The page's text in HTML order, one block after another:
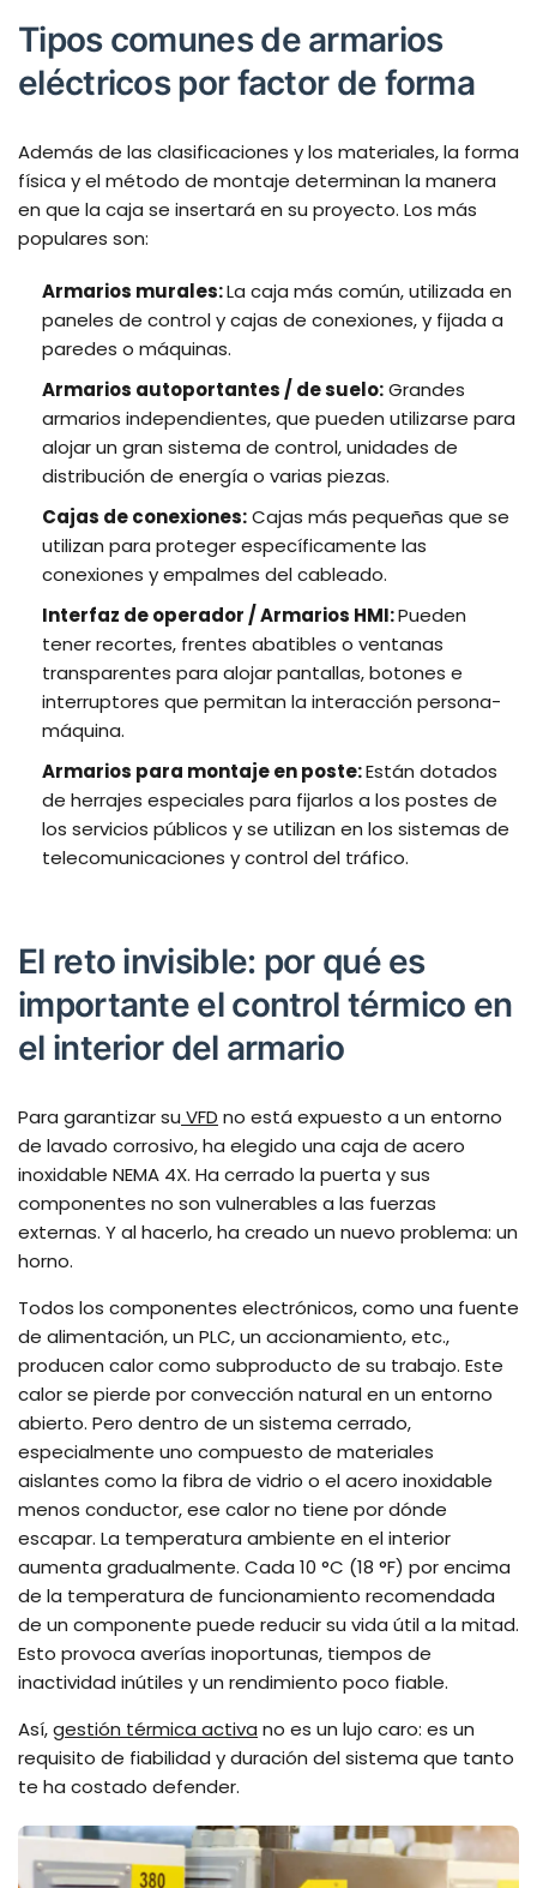
Tipos comunes de armarios
eléctricos por factor de forma
Además de las clasificaciones y los materiales, la forma
física y el método de montaje determinan la manera
en que la caja se insertará en su proyecto. Los más
populares son:
Armarios murales:La caja más común, utilizada en
paneles de control y cajas de conexiones, y fijada a
paredes o máquinas.
Armarios autoportantes / de suelo:Grandes
armarios independientes, que pueden utilizarse para
alojar un gran sistema de control, unidades de
distribución de energía o varias piezas.
Cajas de conexiones:Cajas más pequeñas que se
utilizan para proteger específicamente las
conexiones y empalmes del cableado.
Interfaz de operador / Armarios HMI:Pueden
tener recortes, frentes abatibles o ventanas
transparentes para alojar pantallas, botones e
interruptores que permitan la interacción persona-
máquina.
Armarios para montaje en poste:Están dotados
de herrajes especiales para fijarlos a los postes de
los servicios públicos y se utilizan en los sistemas de
telecomunicaciones y control del tráfico.
El reto invisible: por qué es
importante el control térmico en
el interior del armario
Para garantizar su VFD no está expuesto a un entorno
de lavado corrosivo, ha elegido una caja de acero
inoxidable NEMA 4X. Ha cerrado la puerta y sus
componentes no son vulnerables a las fuerzas
externas. Y al hacerlo, ha creado un nuevo problema: un
horno.
Todos los componentes electrónicos, como una fuente
de alimentación, un PLC, un accionamiento, etc.,
producen calor como subproducto de su trabajo. Este
calor se pierde por convección natural en un entorno
abierto. Pero dentro de un sistema cerrado,
especialmente uno compuesto de materiales
aislantes como la fibra de vidrio o el acero inoxidable
menos conductor, ese calor no tiene por dónde
escapar. La temperatura ambiente en el interior
aumenta gradualmente. Cada 10 °C (18 °F) por encima
de la temperatura de funcionamiento recomendada
de un componente puede reducir su vida útil a la mitad.
Esto provoca averías inoportunas, tiempos de
inactividad inútiles y un rendimiento poco fiable.
Así,gestión térmica activa no es un lujo caro: es un
requisito de fiabilidad y duración del sistema que tanto
te ha costado defender.